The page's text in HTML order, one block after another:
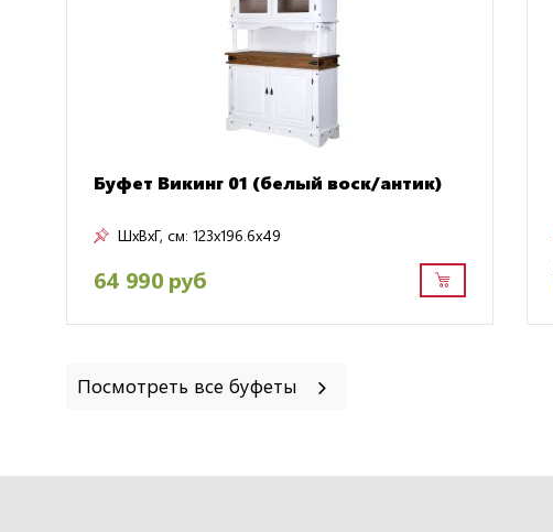
Буфет Викинг 01 (белый воск/антик)
ШxВxГ, см: 123x196.6x49
64 990 руб
Посмотреть все буфеты